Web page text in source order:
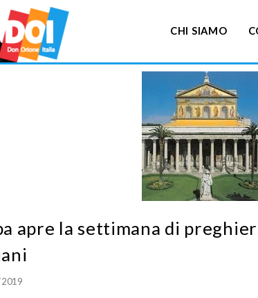
CHI SIAMO
apre la settimana di